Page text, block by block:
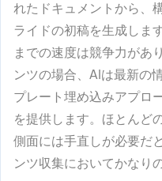
れたドキュメントから、
ライドの初稿を生成しま
までの速度は競争力があ
ンツの場合、AIは最新の
プレート埋め込みアプロ
を提供します。ほとんど
側面には手直しが必要だ
ンツ収集においてかなり